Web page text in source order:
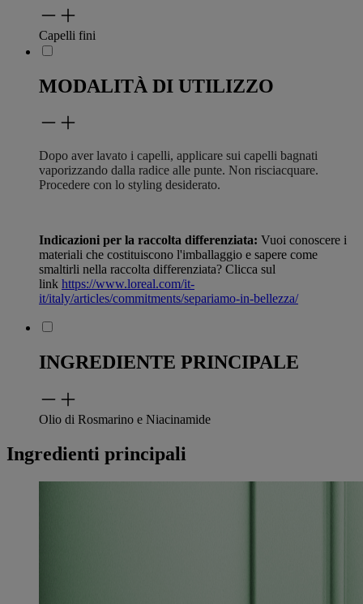
Capelli fini
MODALITÀ DI UTILIZZO
Dopo aver lavato i capelli, applicare sui capelli bagnati
vaporizzando dalla radice alle punte. Non risciacquare.
Procedere con lo styling desiderato.
Indicazioni per la raccolta differenziata: Vuoi conoscere i
materiali che costituiscono l'imballaggio e sapere come
smaltirli nella raccolta differenziata? Clicca sul
link https://www.loreal.com/it-
it/italy/articles/commitments/separiamo-in-bellezza/
INGREDIENTE PRINCIPALE
Olio di Rosmarino e Niacinamide
Ingredienti principali